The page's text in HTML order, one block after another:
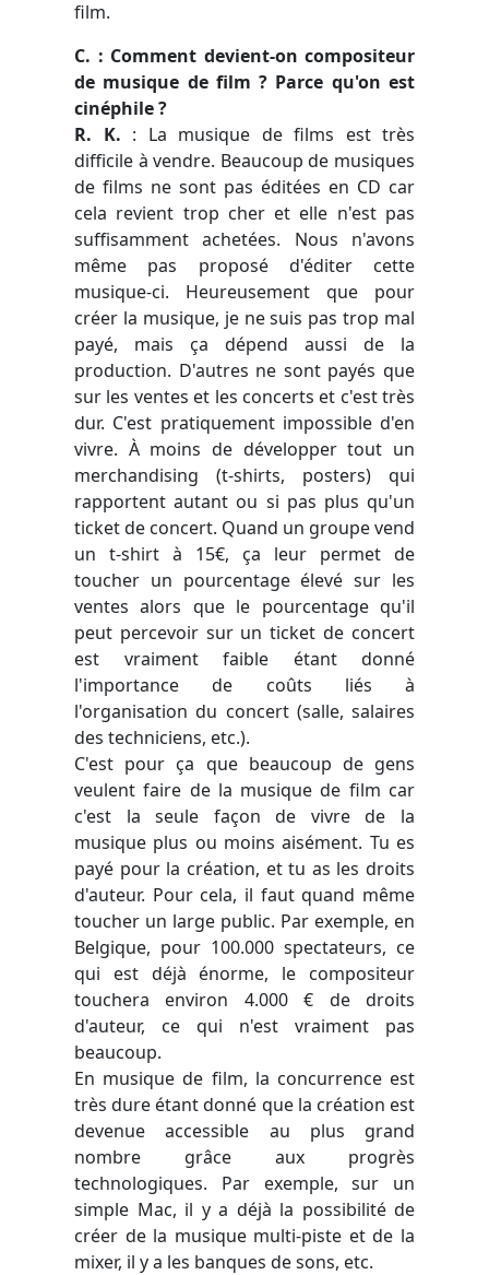
film.
C. : Comment devient-on compositeur
de musique de film ? Parce qu'on est
cinéphile ?
R. K. : La musique de films est très
difficile à vendre. Beaucoup de musiques
de films ne sont pas éditées en CD car
cela revient trop cher et elle n'est pas
suffisamment achetées. Nous n'avons
même pas proposé d'éditer cette
musique-ci. Heureusement que pour
créer la musique, je ne suis pas trop mal
payé, mais ça dépend aussi de la
production. D'autres ne sont payés que
sur les ventes et les concerts et c'est très
dur. C'est pratiquement impossible d'en
vivre. À moins de développer tout un
merchandising (t-shirts, posters) qui
rapportent autant ou si pas plus qu'un
ticket de concert. Quand un groupe vend
un t-shirt à 15€, ça leur permet de
toucher un pourcentage élevé sur les
ventes alors que le pourcentage qu'il
peut percevoir sur un ticket de concert
est vraiment faible étant donné
l'importance de coûts liés à
l'organisation du concert (salle, salaires
des techniciens, etc.).
C'est pour ça que beaucoup de gens
veulent faire de la musique de film car
c'est la seule façon de vivre de la
musique plus ou moins aisément. Tu es
payé pour la création, et tu as les droits
d'auteur. Pour cela, il faut quand même
toucher un large public. Par exemple, en
Belgique, pour 100.000 spectateurs, ce
qui est déjà énorme, le compositeur
touchera environ 4.000 € de droits
d'auteur, ce qui n'est vraiment pas
beaucoup.
En musique de film, la concurrence est
très dure étant donné que la création est
devenue accessible au plus grand
nombre grâce aux progrès
technologiques. Par exemple, sur un
simple Mac, il y a déjà la possibilité de
créer de la musique multi-piste et de la
mixer, il y a les banques de sons, etc.